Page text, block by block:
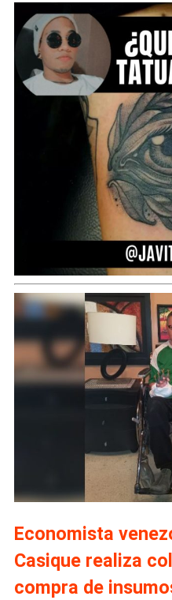
Economista
Casique realiza
compra de